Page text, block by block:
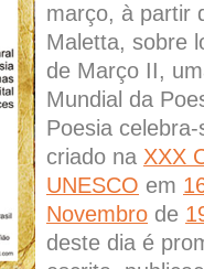
março, à partir
Maletta, sobre
de Março II,
Mundial da
Poesia
criado na XXX
UNESCO em
Novembro de
deste dia é